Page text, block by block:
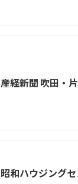
産経新聞 吹田・
昭和ハウジングセ